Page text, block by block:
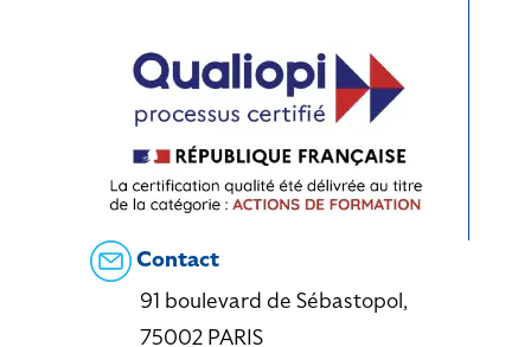
Contact
91 boulevard de Sébastopol,
75002 PARIS